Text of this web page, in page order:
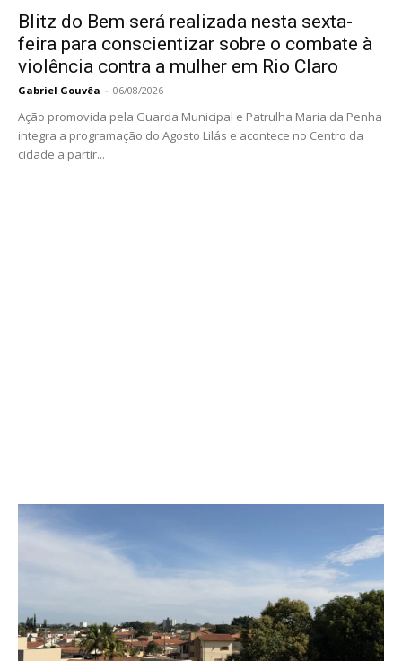
Blitz do Bem será realizada nesta sexta-
feira para conscientizar sobre o combate à
violência contra a mulher em Rio Claro
Gabriel Gouvêa - 06/08/2026
Ação promovida pela Guarda Municipal e Patrulha Maria da Penha
integra a programação do Agosto Lilás e acontece no Centro da
cidade a partir...